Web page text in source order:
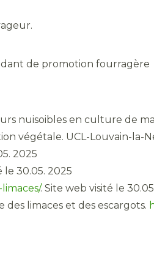
nuisoibles en culture de
végétale. UCL-Louvain-la-
2025
le 30.05. 2025
. Site web visité le
limaces et des escargots.